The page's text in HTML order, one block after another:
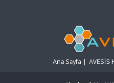
Ana Sayfa | AVESİS